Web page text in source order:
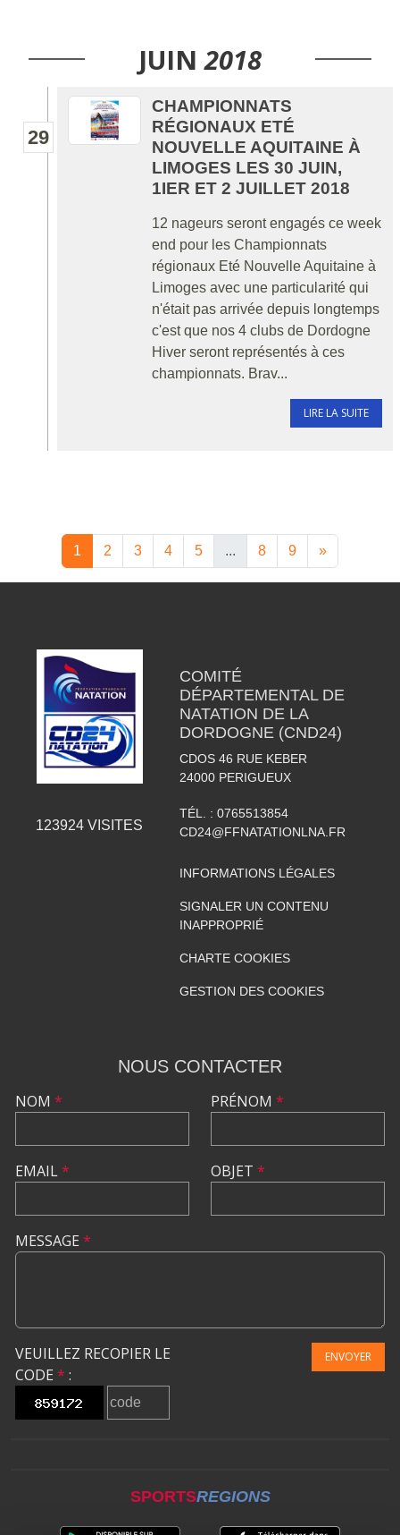
JUIN 2018
29
CHAMPIONNATS
RÉGIONAUX ETÉ
NOUVELLE AQUITAINE À
LIMOGES LES 30 JUIN,
1IER ET 2 JUILLET 2018
12 nageurs seront engagés ce week
end pour les Championnats
régionaux Eté Nouvelle Aquitaine à
Limoges avec une particularité qui
n'était pas arrivée depuis longtemps
c'est que nos 4 clubs de Dordogne
Hiver seront représentés à ces
championnats. Brav...
LIRE LA SUITE
1 2 3 4 5 ... 8 9 »
123924 VISITES
COMITÉ
DÉPARTEMENTAL DE
NATATION DE LA
DORDOGNE (CND24)
CDOS 46 RUE KEBER
24000 PERIGUEUX
TÉL. : 0765513854
CD24@FFNATATIONLNA.FR
INFORMATIONS LÉGALES
SIGNALER UN CONTENU
INAPPROPRIÉ
CHARTE COOKIES
GESTION DES COOKIES
NOUS CONTACTER
NOM *
EMAIL*
PRÉNOM *
OBJET *
MESSAGE *
VEUILLEZ RECOPIER LE
CODE * :
ENVOYER
SPORTSREGIONS